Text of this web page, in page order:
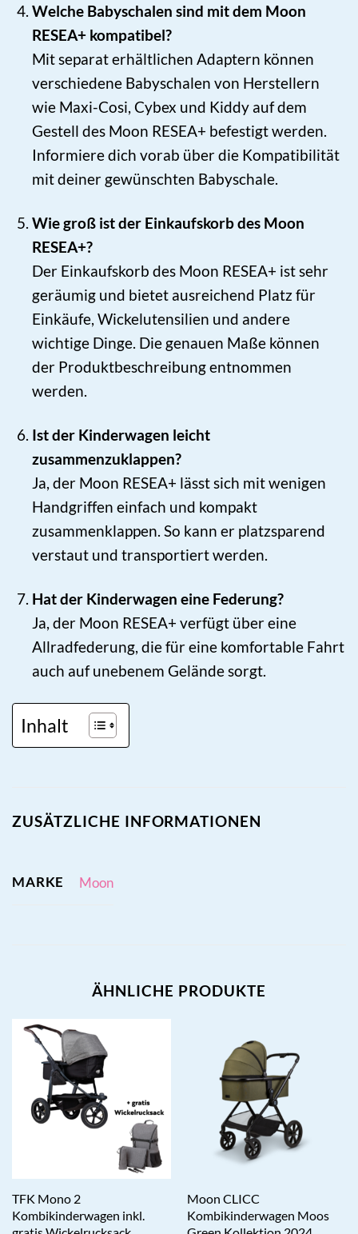
Welche Babyschalen sind mit dem Moon
RESEA+ kompatibel?
Mit separat erhältlichen Adaptern können
verschiedene Babyschalen von Herstellern
wie Maxi-Cosi, Cybex und Kiddy auf dem
Gestell des Moon RESEA+ befestigt werden.
Informiere dich vorab über die Kompatibilität
mit deiner gewünschten Babyschale.
Wie groß ist der Einkaufskorb des Moon
RESEA+?
Der Einkaufskorb des Moon RESEA+ ist sehr
geräumig und bietet ausreichend Platz für
Einkäufe, Wickelutensilien und andere
wichtige Dinge. Die genauen Maße können
der Produktbeschreibung entnommen
werden.
Ist der Kinderwagen leicht
zusammenzuklappen?
Ja, der Moon RESEA+ lässt sich mit wenigen
Handgriffen einfach und kompakt
zusammenklappen. So kann er platzsparend
verstaut und transportiert werden.
Hat der Kinderwagen eine Federung?
Ja, der Moon RESEA+ verfügt über eine
Allradfederung, die für eine komfortable Fahrt
auch auf unebenem Gelände sorgt.
Inhalt
ZUSÄTZLICHE INFORMATIONEN
MARKE Moon
ÄHNLICHE PRODUKTE
TFK Mono 2
Kombikinderwagen inkl.
Moon CLICC
Kombikinderwagen Moos